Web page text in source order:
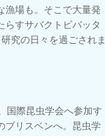
漁場も。そこで大量発
らすサバクトビバッタ
究の日々を過ごされま
国際昆虫学会へ参加す
ブリスベンへ。昆虫学